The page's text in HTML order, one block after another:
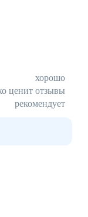
хорошо
ценит отзывы
рекомендует